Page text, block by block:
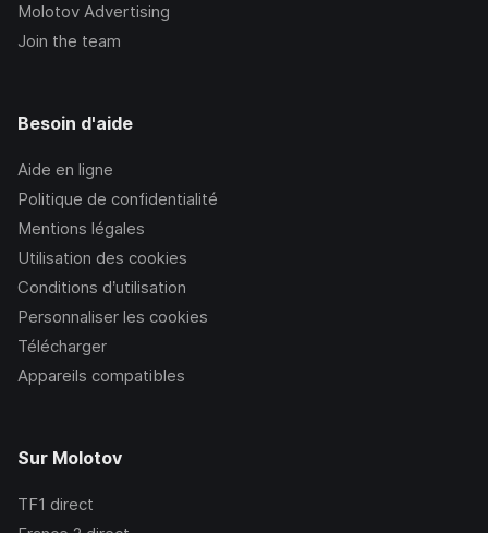
Molotov Advertising
Join the team
Besoin d'aide
Aide en ligne
Politique de confidentialité
Mentions légales
Utilisation des cookies
Conditions d’utilisation
Personnaliser les cookies
Télécharger
Appareils compatibles
Sur Molotov
TF1 direct